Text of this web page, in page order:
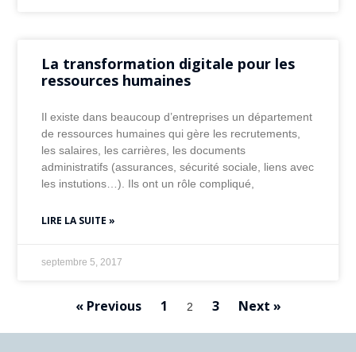
La transformation digitale pour les
ressources humaines
Il existe dans beaucoup d’entreprises un département
de ressources humaines qui gère les recrutements,
les salaires, les carrières, les documents
administratifs (assurances, sécurité sociale, liens avec
les instutions…). Ils ont un rôle compliqué,
LIRE LA SUITE »
septembre 5, 2017
« Previous 1 2 3 Next »